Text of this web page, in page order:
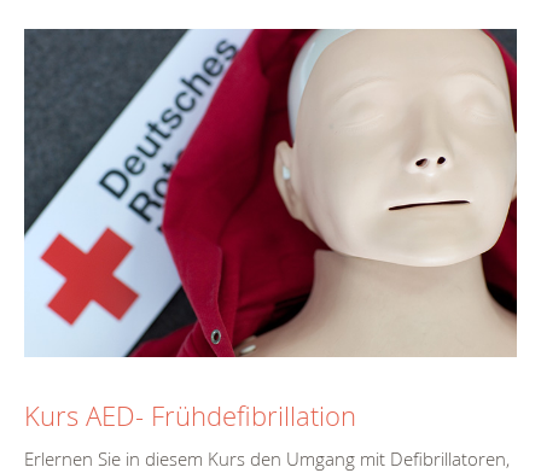
Kurs AED- Frühdefibrillation
Erlernen Sie in diesem Kurs den Umgang mit Defibrillatoren,